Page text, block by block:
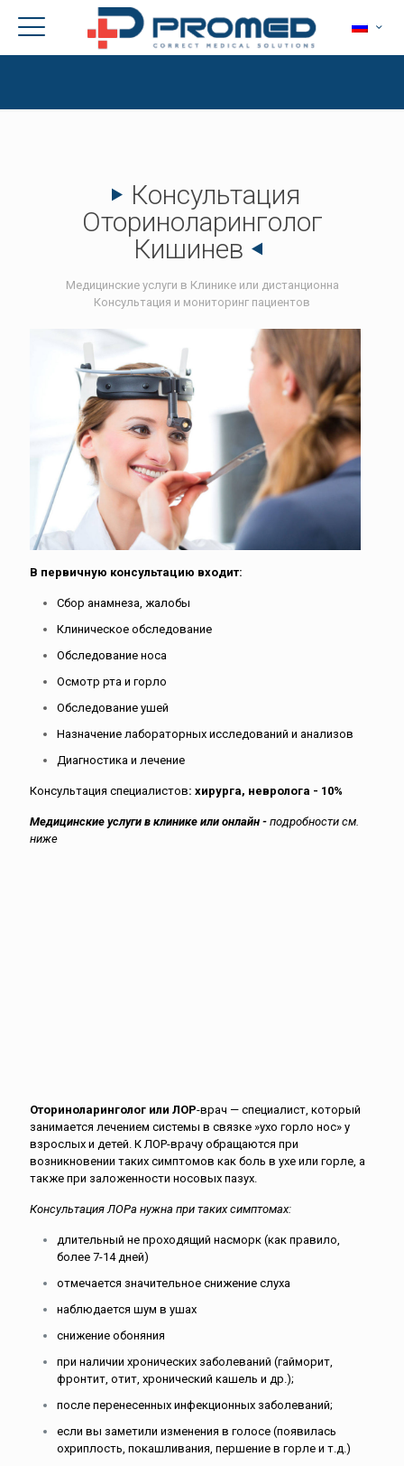
Консультация
Oториноларинголог
Кишинев
Медицинские услуги в Клинике или дистанционна
Консультация и мониторинг пациентов
В первичную консультацию входит:
Сбор анамнеза, жалобы
Клиническое обследование
Обследование носа
Осмотр рта и горло
Обследование ушей
Назначение лабораторных исследований и анализов
Диагностика и лечение
Консультация специалистов: хирурга, невролога - 10%
Медицинские услуги в клинике или онлайн - подробности см.
ниже
Оториноларинголог или ЛОР-врач — специалист, который
занимается лечением системы в связке »ухо горло нос» у
взрослых и детей. К ЛОР-врачу обращаются при
возникновении таких симптомов как боль в ухе или горле, а
также при заложенности носовых пазух.
Консультация ЛОРа нужна при таких симптомах:
длительный не проходящий насморк (как правило,
более 7-14 дней)
отмечается значительное снижение слуха
наблюдается шум в ушах
снижение обоняния
при наличии хронических заболеваний (гайморит,
фронтит, отит, хронический кашель и др.);
после перенесенных инфекционных заболеваний;
если вы заметили изменения в голосе (появилась
охриплость, покашливания, першение в горле и т.д.)